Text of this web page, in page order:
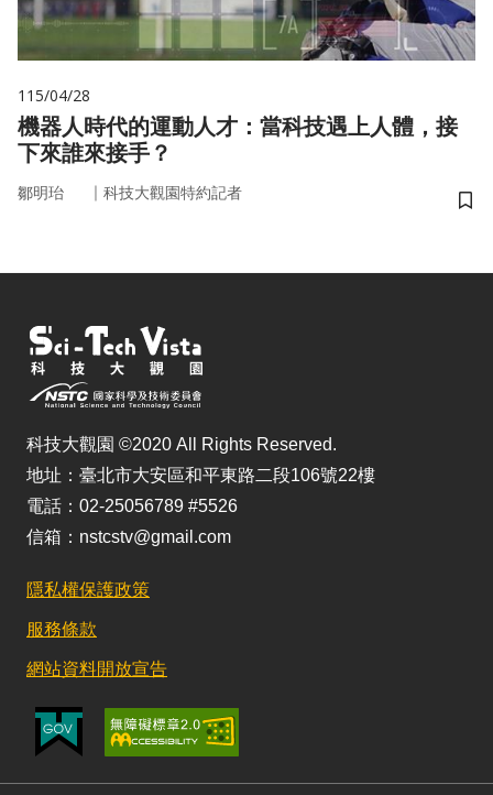
115/04/28
機器人時代的運動人才：當科技遇上人體，接
下來誰來接手？
鄒明珆 ｜ 科技大觀園特約記者
儲
科技大觀園 ©2020 All Rights Reserved.
地址：臺北市大安區和平東路二段106號22樓
電話：02-25056789 #5526
信箱：nstcstv@gmail.com
隱私權保護政策
服務條款
網站資料開放宣告